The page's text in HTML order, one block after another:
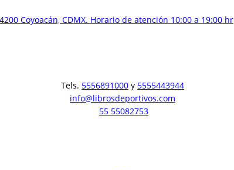
Coyoacán, CDMX. Horario de atención 10:00 a 19:00 hr
Tels. 5556891000 y 5555443944
info@librosdeportivos.com
55 55082753